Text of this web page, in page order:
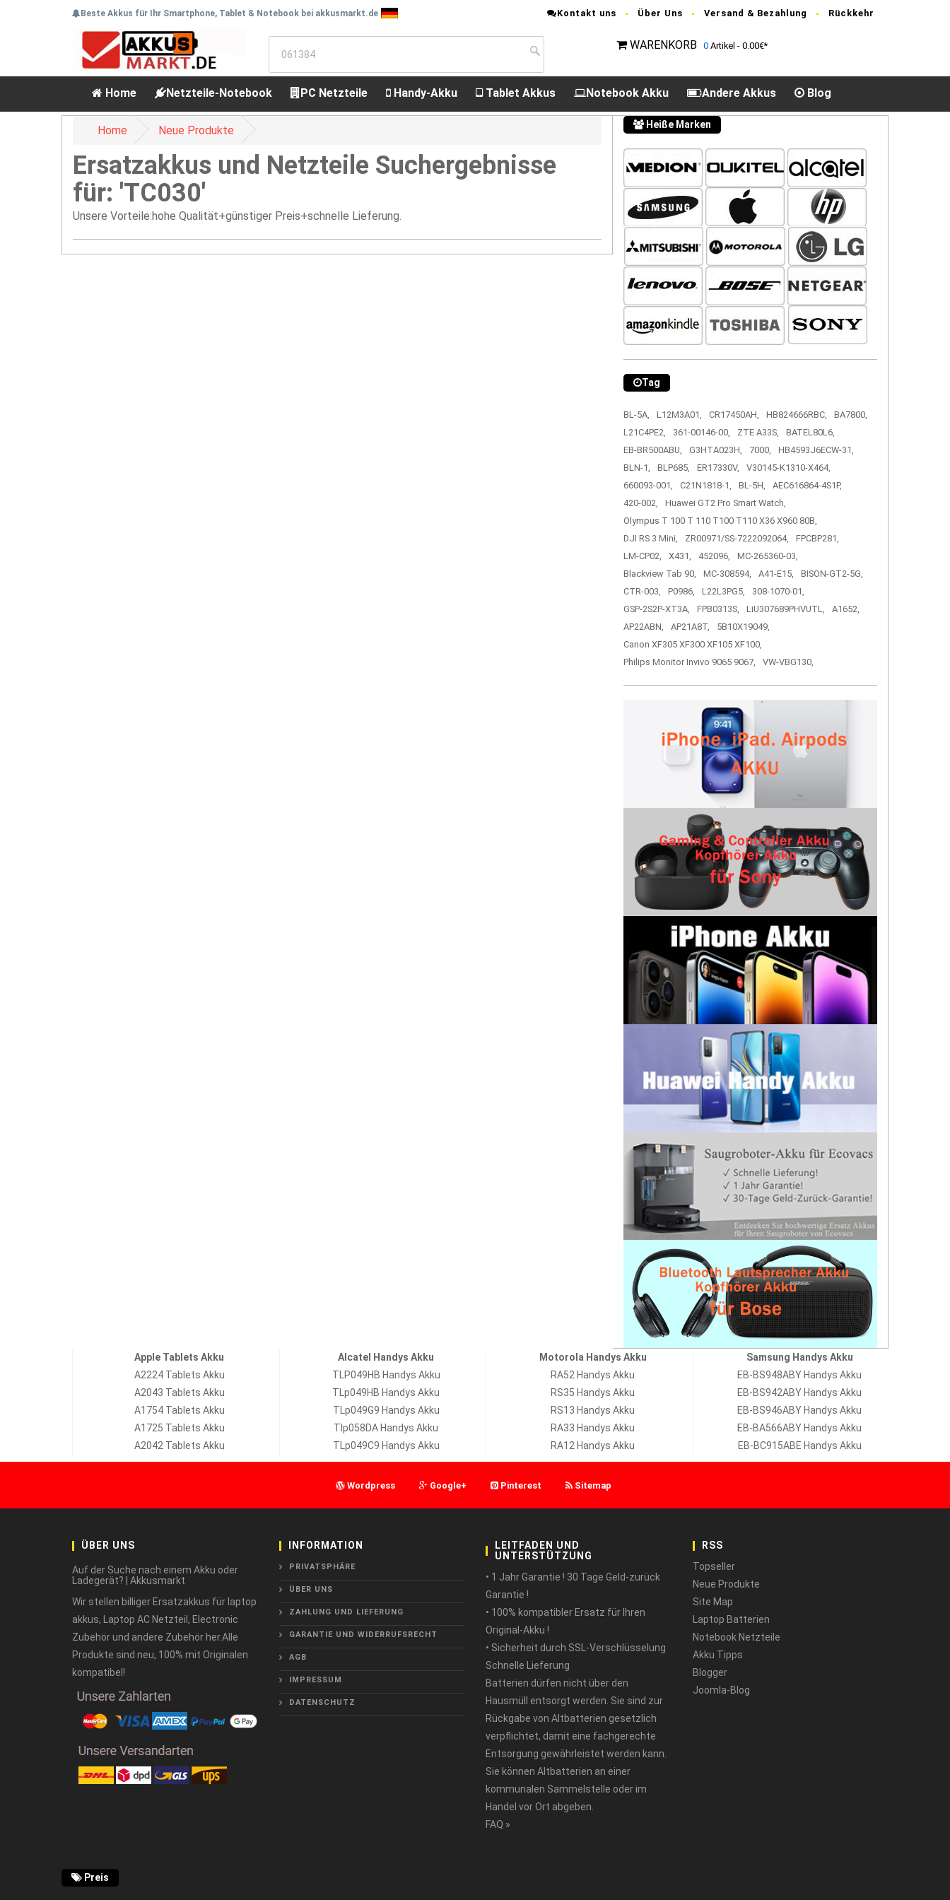
Beste Akkus für Ihr Smartphone, Tablet & Notebook bei akkusmarkt.de Kontakt uns Über Uns Versand & Bezahlung Rückkehr
WARENKORB 0 Artikel - 0.00€*
Home Netzteile-Notebook PC Netzteile Handy-Akku Tablet Akkus Notebook Akku Andere Akkus Blog
Home Neue Produkte
Ersatzakkus und Netzteile Suchergebnisse
für: 'TC030'
Unsere Vorteile:hohe Qualität+günstiger Preis+schnelle Lieferung.
Heiße Marken
Tag
BL-5A, L12M3A01, CR17450AH, HB824666RBC,
BA7800,
L21C4PE2,
361-00146-00, ZTE A33S,
BATEL80L6,
EB-BR500ABU,
G3HTA023H, 7000,
HB4593J6ECW-31,
BLN-1,
BLP685, ER17330V,
V30145-K1310-X464,
660093-001,
C21N1818-1, BL-5H,
AEC616864-4S1P,
420-002,
Huawei GT2 Pro Smart Watch,
Olympus T 100 T 110 T100 T110 X36 X960 80B,
DJI RS 3 Mini,
ZR00971/SS-7222092064,
FPCBP281,
LM-CP02,
X431, 452096,
MC-265360-03,
Blackview Tab 90,
MC-308594, A41-E15,
BISON-GT2-5G,
CTR-003,
P0986, L22L3PG5,
308-1070-01,
GSP-2S2P-XT3A,
FPB0313S, LiU307689PHVUTL,
A1652,
AP22ABN,
AP21A8T,
5B10X19049,
Canon XF305 XF300 XF105 XF100,
Philips Monitor Invivo 9065 9067,
VW-VBG130,
Apple Tablets Akku
A2224 Tablets Akku
A2043 Tablets Akku
A1754 Tablets Akku
A1725 Tablets Akku
A2042 Tablets Akku
Alcatel Handys Akku
TLP049HB Handys Akku
TLp049HB Handys Akku
TLp049G9 Handys Akku
Tlp058DA Handys Akku
TLp049C9 Handys Akku
Motorola Handys Akku
RA52 Handys Akku
RS35 Handys Akku
RS13 Handys Akku
RA33 Handys Akku
RA12 Handys Akku
Samsung Handys Akku
EB-BS948ABY Handys Akku
EB-BS942ABY Handys Akku
EB-BS946ABY Handys Akku
EB-BA566ABY Handys Akku
EB-BC915ABE Handys Akku
Wordpress Google+ Pinterest Sitemap
ÜBER UNS
Auf der Suche nach einem Akku oder
Ladegerät? | Akkusmarkt
Wir stellen billiger Ersatzakkus für laptop
akkus, Laptop AC Netzteil, Electronic
Zubehör und andere Zubehör her.Alle
Produkte sind neu, 100% mit Originalen
kompatibel!
INFORMATION
PRIVATSPHÄRE
ÜBER UNS
ZAHLUNG UND LIEFERUNG
GARANTIE UND WIDERRUFSRECHT
AGB
IMPRESSUM
DATENSCHUTZ
LEITFADEN UND
UNTERSTÜTZUNG
• 1 Jahr Garantie ! 30 Tage Geld-zurück
Garantie !
• 100% kompatibler Ersatz für Ihren
Original-Akku !
• Sicherheit durch SSL-Verschlüsselung
Schnelle Lieferung
Batterien dürfen nicht über den
Hausmüll entsorgt werden. Sie sind zur
Rückgabe von Altbatterien gesetzlich
verpflichtet, damit eine fachgerechte
Entsorgung gewährleistet werden kann.
Sie können Altbatterien an einer
kommunalen Sammelstelle oder im
Handel vor Ort abgeben.
FAQ »
RSS
Topseller
Neue Produkte
Site Map
Laptop Batterien
Notebook Netzteile
Akku Tipps
Blogger
Joomla-Blog
Preis